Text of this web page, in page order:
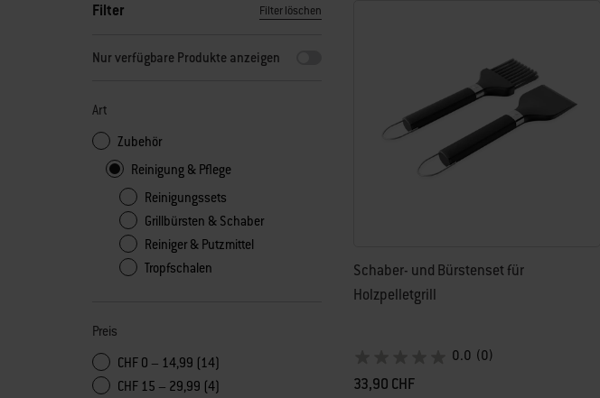
Filter
Durch Auswahl eines beliebigen Filters wird die Seite mit neuen Ergebnissen aktualisiert.
Filter löschen
Nur verfügbare Produkte anzeigen
Art
Zubehör
Reinigung & Pflege
Reinigungssets
Grillbürsten & Schaber
Reiniger & Putzmittel
Tropfschalen
Preis
CHF 0 – 14,99 (14)
CHF 15 – 29,99 (4)
Schaber- und Bürstenset für
Holzpelletgrill
0.0 (0)
33,90 CHF